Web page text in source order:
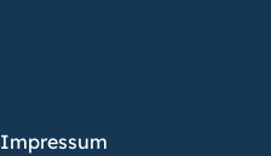
Impressum